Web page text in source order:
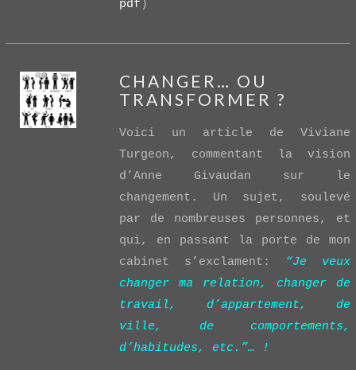
pdf )
CHANGER… OU
TRANSFORMER ?
Voici un article de Viviane
Turgeon, commentant la vision
d’Anne Givaudan sur le
changement. Un sujet, soulevé
par de nombreuses personnes, et
qui, en passant la porte de mon
cabinet s’exclament:
“Je veux
changer ma relation, changer de
travail, d’appartement, de
ville, de comportements,
d’habitudes, etc.”… !